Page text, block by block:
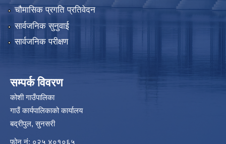
चौमासिक प्रगति प्रतिवेदन
सार्वजनिक सुनुवाई
सार्वजनिक परीक्षण
सम्पर्क विवरण
कोशी गाउँपालिका
गाउँ कार्यपालिकाको कार्यालय
बद्रीपुल, सुनसरी
फोन नं: ०२५ ४०१०६५